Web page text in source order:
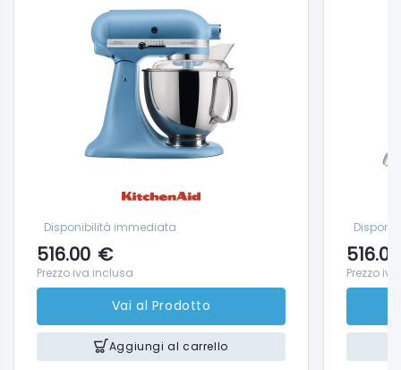
Disponibilità immediata
516.00 €
Prezzo iva inclusa
Vai al Prodotto
Aggiungi al carrello
516.00
Prezzo